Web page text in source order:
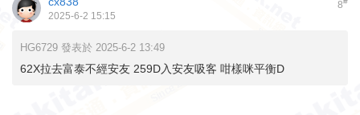
8
2025-6-2 15:15
HG6729 發表於 2025-6-2 13:49
62X拉去富泰不經安友 259D入安友吸客 咁樣咪平衡D